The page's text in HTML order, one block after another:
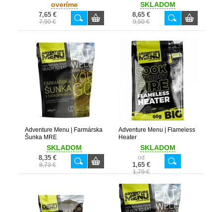
overíme
7,65 €
7,90 €
SKLADOM
8,65 €
9,50 €
Adventure Menu | Farmárska
Šunka MRE
SKLADOM
8,35 €
8,73 €
Adventure Menu | Flameless
Heater
SKLADOM
od
1,65 €
1,79 €